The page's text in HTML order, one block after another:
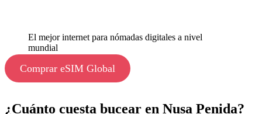
El mejor internet para nómadas digitales a nivel
mundial
Comprar eSIM Global
¿Cuánto cuesta bucear en Nusa Penida?